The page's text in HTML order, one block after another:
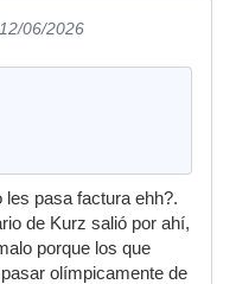
06/2026
les pasa factura ehh?.
de Kurz salió por ahí,
porque los que
olímpicamente de